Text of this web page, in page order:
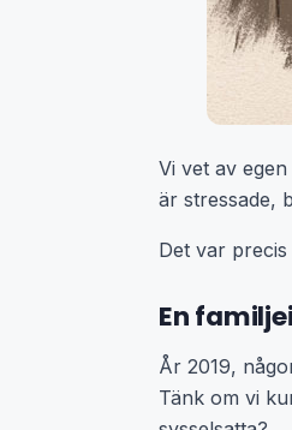
Vi vet av
är stressade,
Det var
En
År 2019,
Tänk om vi